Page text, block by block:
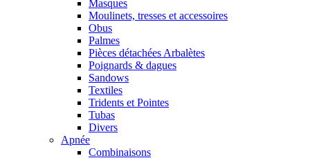
Masques
Moulinets, tresses et accessoires
Obus
Palmes
Pièces détachées Arbalètes
Poignards & dagues
Sandows
Textiles
Tridents et Pointes
Tubas
Divers
Apnée
Combinaisons